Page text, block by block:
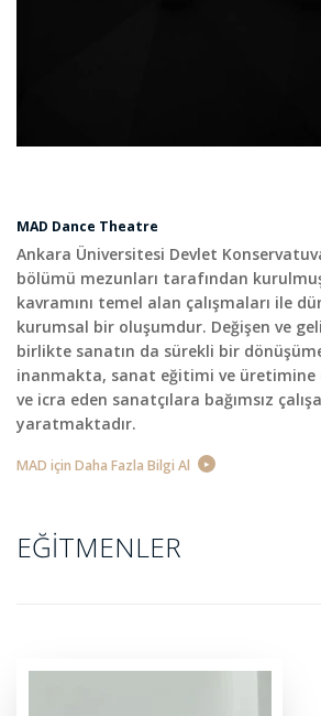
MAD Dance Theatre
Ankara Üniversitesi Devlet
bölümü mezunları tarafından
kavramını temel alan çalışmaları ile
kurumsal bir oluşumdur. Değişen ve
birlikte sanatın da sürekli bir
inanmakta, sanat eğitimi ve
ve icra eden sanatçılara bağımsız
yaratmaktadır.
MAD için Daha Fazla Bilgi Al
EĞITMENLER